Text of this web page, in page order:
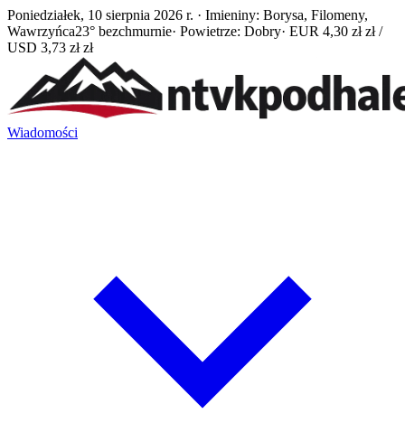
Poniedziałek, 10 sierpnia 2026 r. · Imieniny: Borysa, Filomeny,
Wawrzyńca23° bezchmurnie· Powietrze: Dobry· EUR 4,30 zł zł /
USD 3,73 zł zł
Wiadomości